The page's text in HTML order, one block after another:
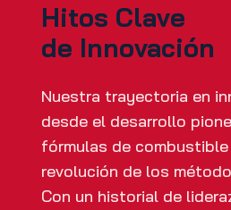
Hitos Clave
de Innovación
Nuestra trayectoria en
desde el desarrollo
fórmulas de
revolución de los
Con un historial de